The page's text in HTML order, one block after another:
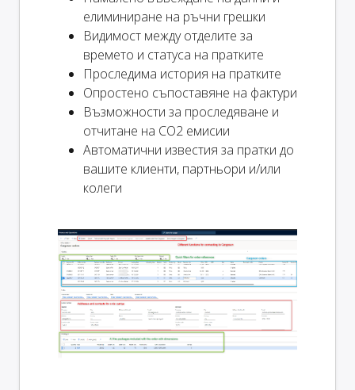
елиминиране на ръчни грешки
Видимост между отделите за
времето и статуса на пратките
Проследима история на пратките
Опростено съпоставяне на фактури
Възможности за проследяване и
отчитане на CO2 емисии
Автоматични известия за пратки до
вашите клиенти, партньори и/или
колеги